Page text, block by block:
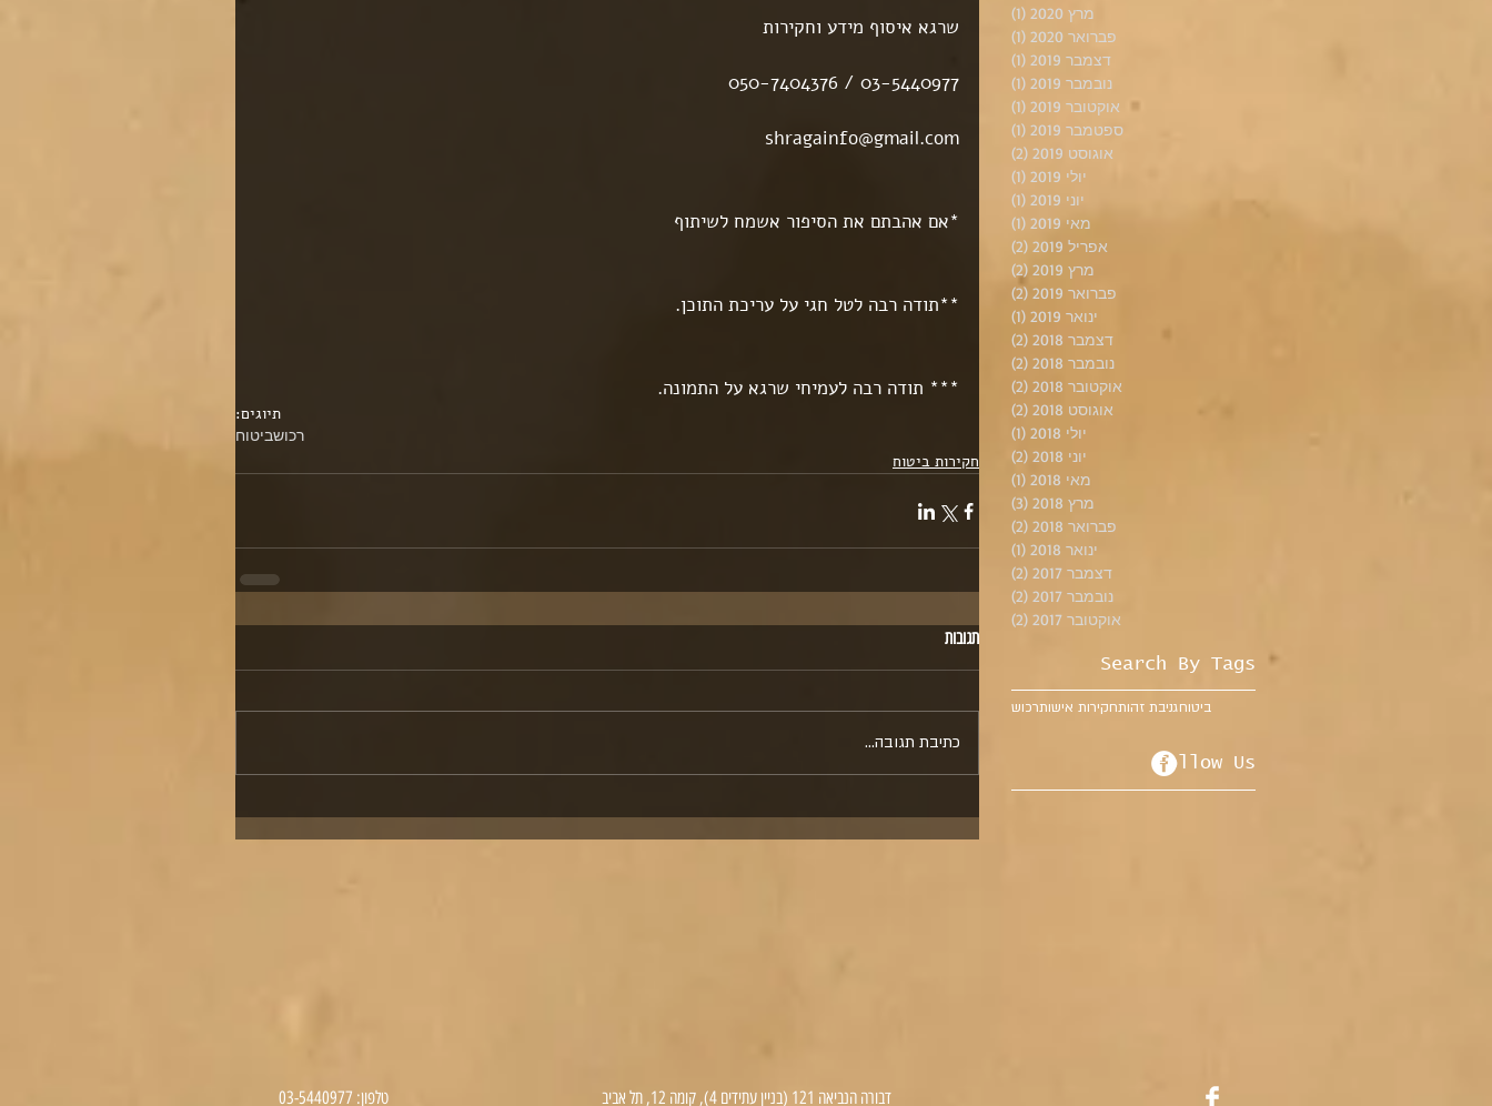
מרץ 2020
(1)
פברואר 2020
(1)
דצמבר 2019
(1)
נובמבר 2019
(1)
אוקטובר 2019
(1)
ספטמבר 2019
(1)
אוגוסט 2019
(2)
יולי 2019
(1)
יוני 2019
(1)
מאי 2019
(1)
אפריל 2019
(2)
מרץ 2019
(2)
פברואר 2019
(2)
ינואר 2019
(1)
דצמבר 2018
(2)
נובמבר 2018
(2)
אוקטובר 2018
(2)
אוגוסט 2018
(2)
יולי 2018
(1)
יוני 2018
(2)
מאי 2018
(1)
פוסט 1
מרץ 2018
(3)
פברואר 2018
(2)
ינואר 2018
(1)
פוסט 1
דצמבר 2017
(2)
נובמבר 2017
(2)
אוקטובר 2017
(2)
Search By Tags
ביטוחגניבת זהותחקירות אישותרכוש
Follow Us
שרגא איסוף מידע וחקירות
03-5440977 / 050-7404376
shragainfo@gmail.com
*אם אהבתם את הסיפור אשמח לשיתוף
**תודה רבה לטל חגי על עריכת התוכן.
*** תודה רבה לעמיחי שרגא על התמונה.
תיוגים:
רכושביטוח
חקירות ביטוח
תגובות
כתיבת תגובה...
דבורה הנביאה 121 (בניין עתידים 4), קומה 12, תל אביב טלפון: 03-5440977